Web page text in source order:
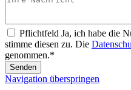
Pflichtfeld Ja, ich habe die
stimme diesen zu. Die
genommen.*
Senden
Navigation überspringen